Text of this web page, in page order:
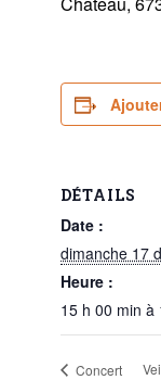
DÉTAILS
Date :
dimanche 17
Heure :
15 h 00 min à
Concert